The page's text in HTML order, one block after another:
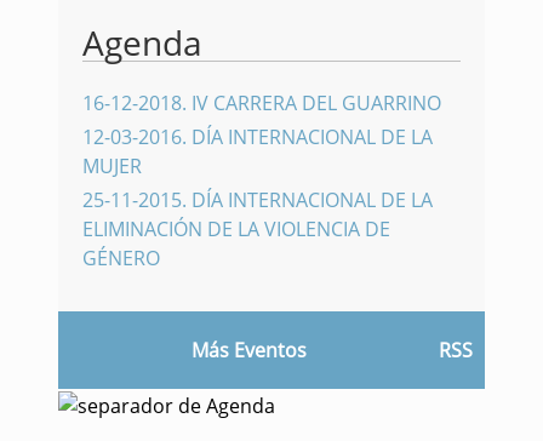
Agenda
16-12-2018. IV CARRERA DEL GUARRINO
12-03-2016. DÍA INTERNACIONAL DE LA
MUJER
25-11-2015. DÍA INTERNACIONAL DE LA
ELIMINACIÓN DE LA VIOLENCIA DE
GÉNERO
Más Eventos RSS